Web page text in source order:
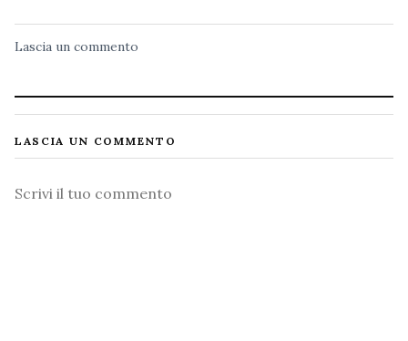
Lascia un commento
LASCIA UN COMMENTO
Commento